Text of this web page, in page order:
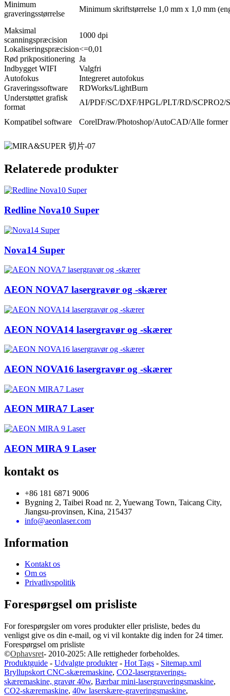
Minimum
graveringsstørrelse
Minimum skriftstørrelse 1,0 mm x 1,0 mm
Maksimal
scanningspræcision
1000 dpi
Lokaliseringspræcision<=0,01
Rød prikpositionering Ja
Indbygget WIFI
Valgfri
Autofokus
Integreret autofokus
Graveringssoftware
RDWorks/LightBurn
Understøttet grafisk
format
AI/PDF/SC/DXF/HPGL/PLT/RD/
Kompatibel software CorelDraw/Photoshop/AutoCAD/Alle former
Relaterede produkter
Redline Nova10 Super
Nova14 Super
AEON NOVA7 lasergravør og -skærer
AEON NOVA14 lasergravør og -skærer
AEON NOVA16 lasergravør og -skærer
AEON MIRA7 Laser
AEON MIRA 9 Laser
kontakt os
+86 181 6871 9006
Bygning 2, Taibei Road nr. 2, Yuewang Town, Taicang City,
Jiangsu-provinsen, Kina, 215437
info@aeonlaser.com
Information
Kontakt os
Om os
Privatlivspolitik
Forespørgsel om prisliste
For forespørgsler om vores produkter eller prisliste, bedes du
venligst give os din e-mail, og vi vil kontakte dig inden for 24 timer.
Forespørgsel om prisliste
©Ophavsret- 2010-2025: Alle rettigheder forbeholdes.
Produktguide - Udvalgte produkter- Hot Tags - Sitemap.xml
Bryllupskort CNC-skæremaskine, CO2-lasergraverings-
skæremaskine, gravør 40w, Bærbar mini-lasergraveringsmaskine,
CO2-skæremaskine, 40w laserskære-graveringsmaskine,